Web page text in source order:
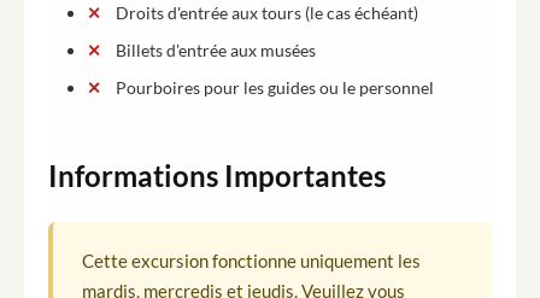
Droits d'entrée aux tours (le cas échéant)
Billets d'entrée aux musées
Pourboires pour les guides ou le personnel
Informations Importantes
Cette excursion fonctionne uniquement les
mardis, mercredis et jeudis. Veuillez vous